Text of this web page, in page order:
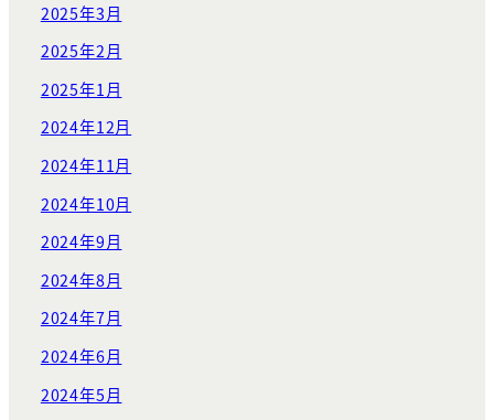
2025年3月
2025年2月
2025年1月
2024年12月
2024年11月
2024年10月
2024年9月
2024年8月
2024年7月
2024年6月
2024年5月